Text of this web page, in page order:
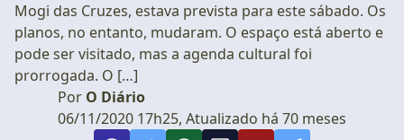
Mogi das Cruzes, estava prevista para este sábado. Os
planos, no entanto, mudaram. O espaço está aberto e
pode ser visitado, mas a agenda cultural foi
prorrogada. O […]
Por O Diário
06/11/2020 17h25, Atualizado há 70 meses